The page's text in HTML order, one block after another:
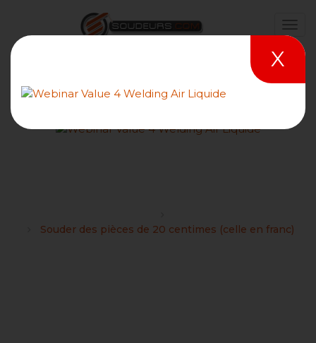
Souder des pièces de 20 centimes (celle en franc)
X